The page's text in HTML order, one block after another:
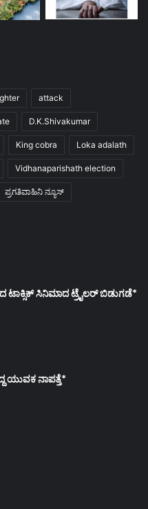
attack
D.K.Shivakumar
King cobra Loka adalath
Vidhanaparishath election
ಪ್ರಗತಿವಾಹಿನಿ ನ್ಯೂಸ್
ಸಿನಿಮಾದ ಟ್ರೈಲರ್ ಬಿಡುಗಡೆ*
ಯುವಕ ನಾಪತ್ತೆ*